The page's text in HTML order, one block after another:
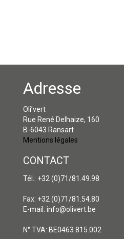
Adresse
Oli’vert
Rue René Delhaize, 160
B-6043 Ransart
Mentions légales
CONTACT
Tél.: +32 (0)71/81.49.98
Fax: +32 (0)71/81.54.80
E-mail: info@olivert.be
N° TVA: BE0463.815.002